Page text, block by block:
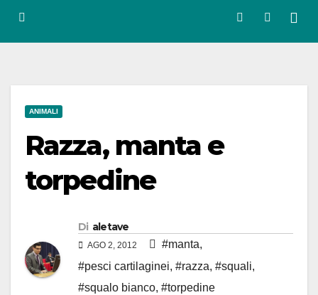
ANIMALI
Razza, manta e
torpedine
Di aletave
AGO 2, 2012 #manta,
#pesci cartilaginei, #razza, #squali,
#squalo bianco, #torpedine